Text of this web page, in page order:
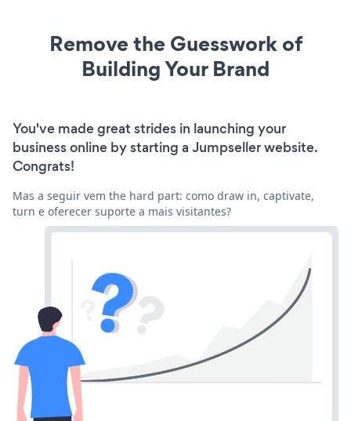
Remove the Guesswork of
Building Your Brand
You've made great strides in launching your
business online by starting a Jumpseller website.
Congrats!
Mas a seguir vem the hard part: como draw in, captivate,
turn e oferecer suporte a mais visitantes?